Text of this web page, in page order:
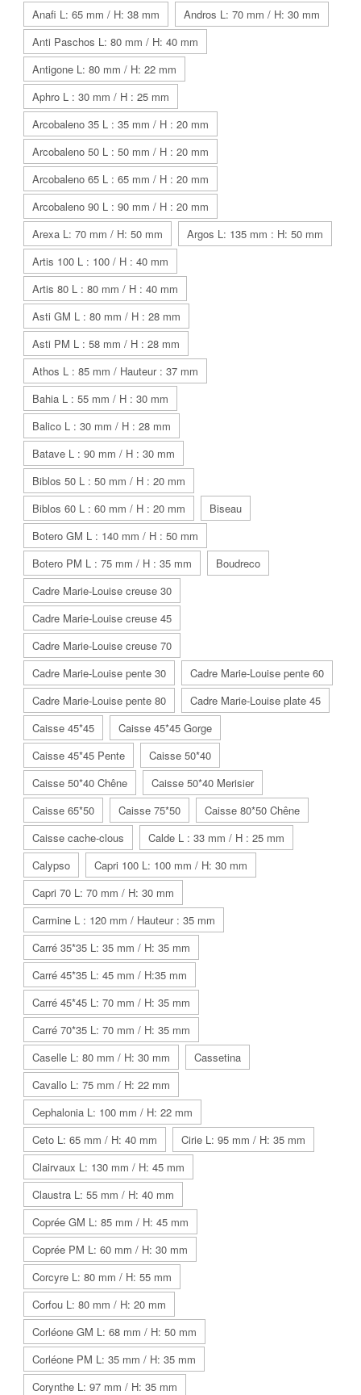
Anafi L: 65 mm / H: 38 mm
Andros L: 70 mm / H: 30 mm
Anti Paschos L: 80 mm / H: 40 mm
Antigone L: 80 mm / H: 22 mm
Aphro L : 30 mm / H : 25 mm
Arcobaleno 35 L : 35 mm / H : 20 mm
Arcobaleno 50 L : 50 mm / H : 20 mm
Arcobaleno 65 L : 65 mm / H : 20 mm
Arcobaleno 90 L : 90 mm / H : 20 mm
Arexa L: 70 mm / H: 50 mm
Argos L: 135 mm : H: 50 mm
Artis 100 L : 100 / H : 40 mm
Artis 80 L : 80 mm / H : 40 mm
Asti GM L : 80 mm / H : 28 mm
Asti PM L : 58 mm / H : 28 mm
Athos L : 85 mm / Hauteur : 37 mm
Bahia L : 55 mm / H : 30 mm
Balico L : 30 mm / H : 28 mm
Batave L : 90 mm / H : 30 mm
Biblos 50 L : 50 mm / H : 20 mm
Biblos 60 L : 60 mm / H : 20 mm
Biseau
Botero GM L : 140 mm / H : 50 mm
Botero PM L : 75 mm / H : 35 mm
Boudreco
Cadre Marie-Louise creuse 30
Cadre Marie-Louise creuse 45
Cadre Marie-Louise creuse 70
Cadre Marie-Louise pente 30
Cadre Marie-Louise pente 60
Cadre Marie-Louise pente 80
Cadre Marie-Louise plate 45
Caisse 45*45
Caisse 45*45 Gorge
Caisse 45*45 Pente
Caisse 50*40
Caisse 50*40 Chêne
Caisse 50*40 Merisier
Caisse 65*50
Caisse 75*50
Caisse 80*50 Chêne
Caisse cache-clous
Calde L : 33 mm / H : 25 mm
Calypso
Capri 100 L: 100 mm / H: 30 mm
Capri 70 L: 70 mm / H: 30 mm
Carmine L : 120 mm / Hauteur : 35 mm
Carré 35*35 L: 35 mm / H: 35 mm
Carré 45*35 L: 45 mm / H:35 mm
Carré 45*45 L: 70 mm / H: 35 mm
Carré 70*35 L: 70 mm / H: 35 mm
Caselle L: 80 mm / H: 30 mm
Cassetina
Cavallo L: 75 mm / H: 22 mm
Cephalonia L: 100 mm / H: 22 mm
Ceto L: 65 mm / H: 40 mm
Cirie L: 95 mm / H: 35 mm
Clairvaux L: 130 mm / H: 45 mm
Claustra L: 55 mm / H: 40 mm
Coprée GM L: 85 mm / H: 45 mm
Coprée PM L: 60 mm / H: 30 mm
Corcyre L: 80 mm / H: 55 mm
Corfou L: 80 mm / H: 20 mm
Corléone GM L: 68 mm / H: 50 mm
Corléone PM L: 35 mm / H: 35 mm
Corynthe L: 97 mm / H: 35 mm